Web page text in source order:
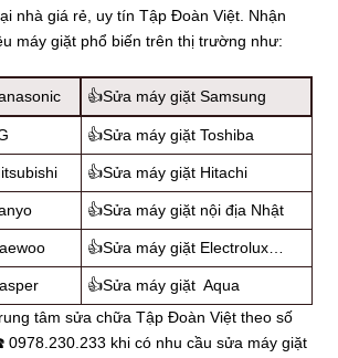
nhà giá rẻ, uy tín Tập Đoàn Việt. Nhận
máy giặt phổ biến trên thị trường như:
👍Sửa máy giặt Samsung
👍Sửa máy giặt Toshiba
👍Sửa máy giặt Hitachi
👍Sửa máy giặt nội địa Nhật
👍Sửa máy giặt Electrolux…
👍Sửa máy giặt Aqua
tâm sửa chữa Tập Đoàn Việt theo số
0978.230.233 khi có nhu cầu sửa máy giặt